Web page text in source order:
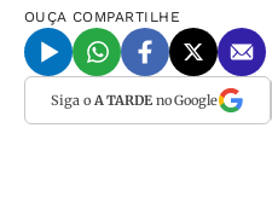
OUÇA COMPARTILHE
Siga o A TARDEno Google